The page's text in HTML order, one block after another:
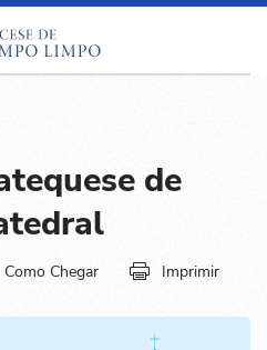
de
Como Chegar Imprimir